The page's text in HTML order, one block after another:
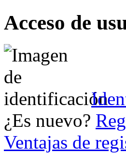
Acceso de
¿Es nuevo?
Ventajas de